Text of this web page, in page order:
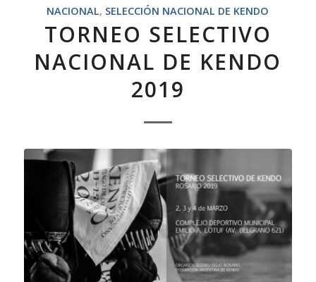
NACIONAL, SELECCIÓN NACIONAL DE KENDO
TORNEO SELECTIVO
NACIONAL DE KENDO
2019